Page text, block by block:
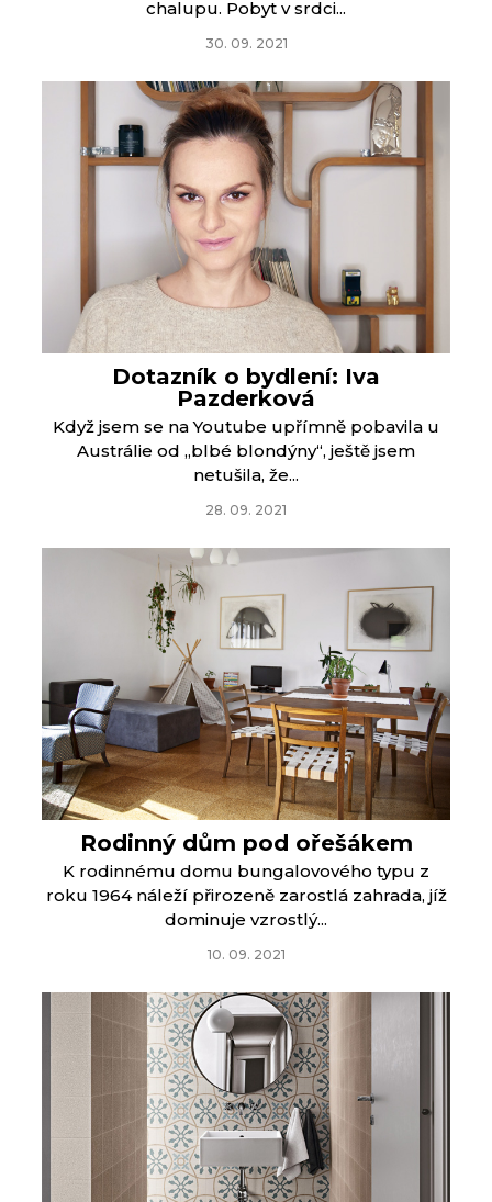
chalupu. Pobyt v srdci...
30. 09. 2021
Dotazník o bydlení: Iva
Pazderková
Když jsem se na Youtube upřímně pobavila u
Austrálie od „blbé blondýny“, ještě jsem
netušila, že...
28. 09. 2021
Rodinný dům pod ořešákem
K rodinnému domu bungalovového typu z
roku 1964 náleží přirozeně zarostlá zahrada, jíž
dominuje vzrostlý...
10. 09. 2021